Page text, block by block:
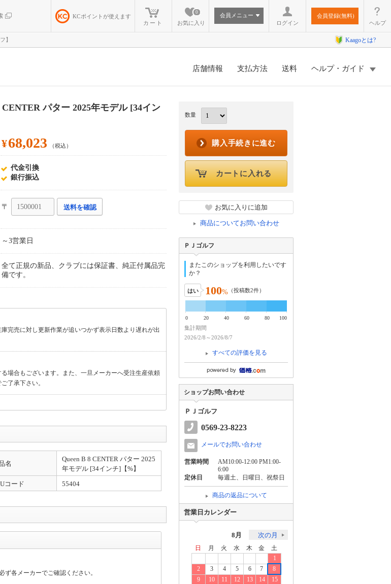
KCポイントが使えます
カート
お気に入り
0
会員メニュー
ログイン
会員登録(無料)
ヘルプ
】 Kaagoとは?
店舗情報 支払方法 送料 ヘルプ・ガイド
CENTER パター 2025年モデル [34イン
¥68,023 （税込）
代金引換
銀行振込
〒 送料を確認
～3営業日
全て正規の新品、クラブには保証書、純正付属品完
備です。
完売に対し更新作業が追いつかず表示日数より遅れが出
場合もございます。また、一旦メーカーへ受注生産依頼
了承下さい。
には関係ございませんのでお気になさらないで下さい。
名
Queen B 8 CENTER パター 2025
年モデル [34インチ]【%】
コード 55404
各メーカーでご確認ください。
数量
購入手続きに進む
カートに入れる
お気に入りに追加
商品についてお問い合わせ
ＰＪゴルフ
またこのショップを利用したいです
か？
はい 100% （投稿数2件）
0 20 40 60 80 100
集計期間
2026/2/8～2026/8/7
すべての評価を見る
ショップお問い合わせ
ＰＪゴルフ
0569-23-8223
メールでお問い合わせ
営業時間
AM10:00-12:00 PM1:00-
6:00
定休日
毎週土、日曜日、祝祭日
商品の返品について
営業日カレンダー
8月 次の月
日 月 火 水 木 金
土
1
2
3 4 5 6 7
8
9
10 11 12 13 14
15